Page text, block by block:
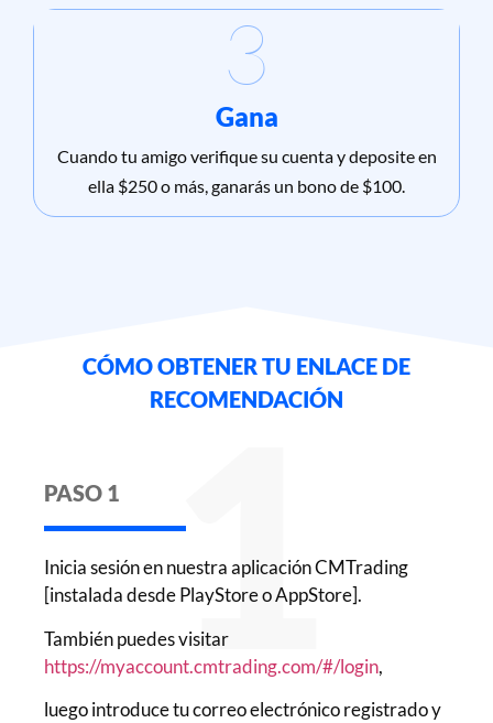
3
Gana
Cuando tu amigo verifique su cuenta y deposite en
ella $250 o más, ganarás un bono de $100.
CÓMO OBTENER TU ENLACE DE
RECOMENDACIÓN
PASO 1 1
Inicia sesión en nuestra aplicación CMTrading
[instalada desde PlayStore o AppStore].
También puedes visitar
https://myaccount.cmtrading.com/#/login,
luego introduce tu correo electrónico registrado y